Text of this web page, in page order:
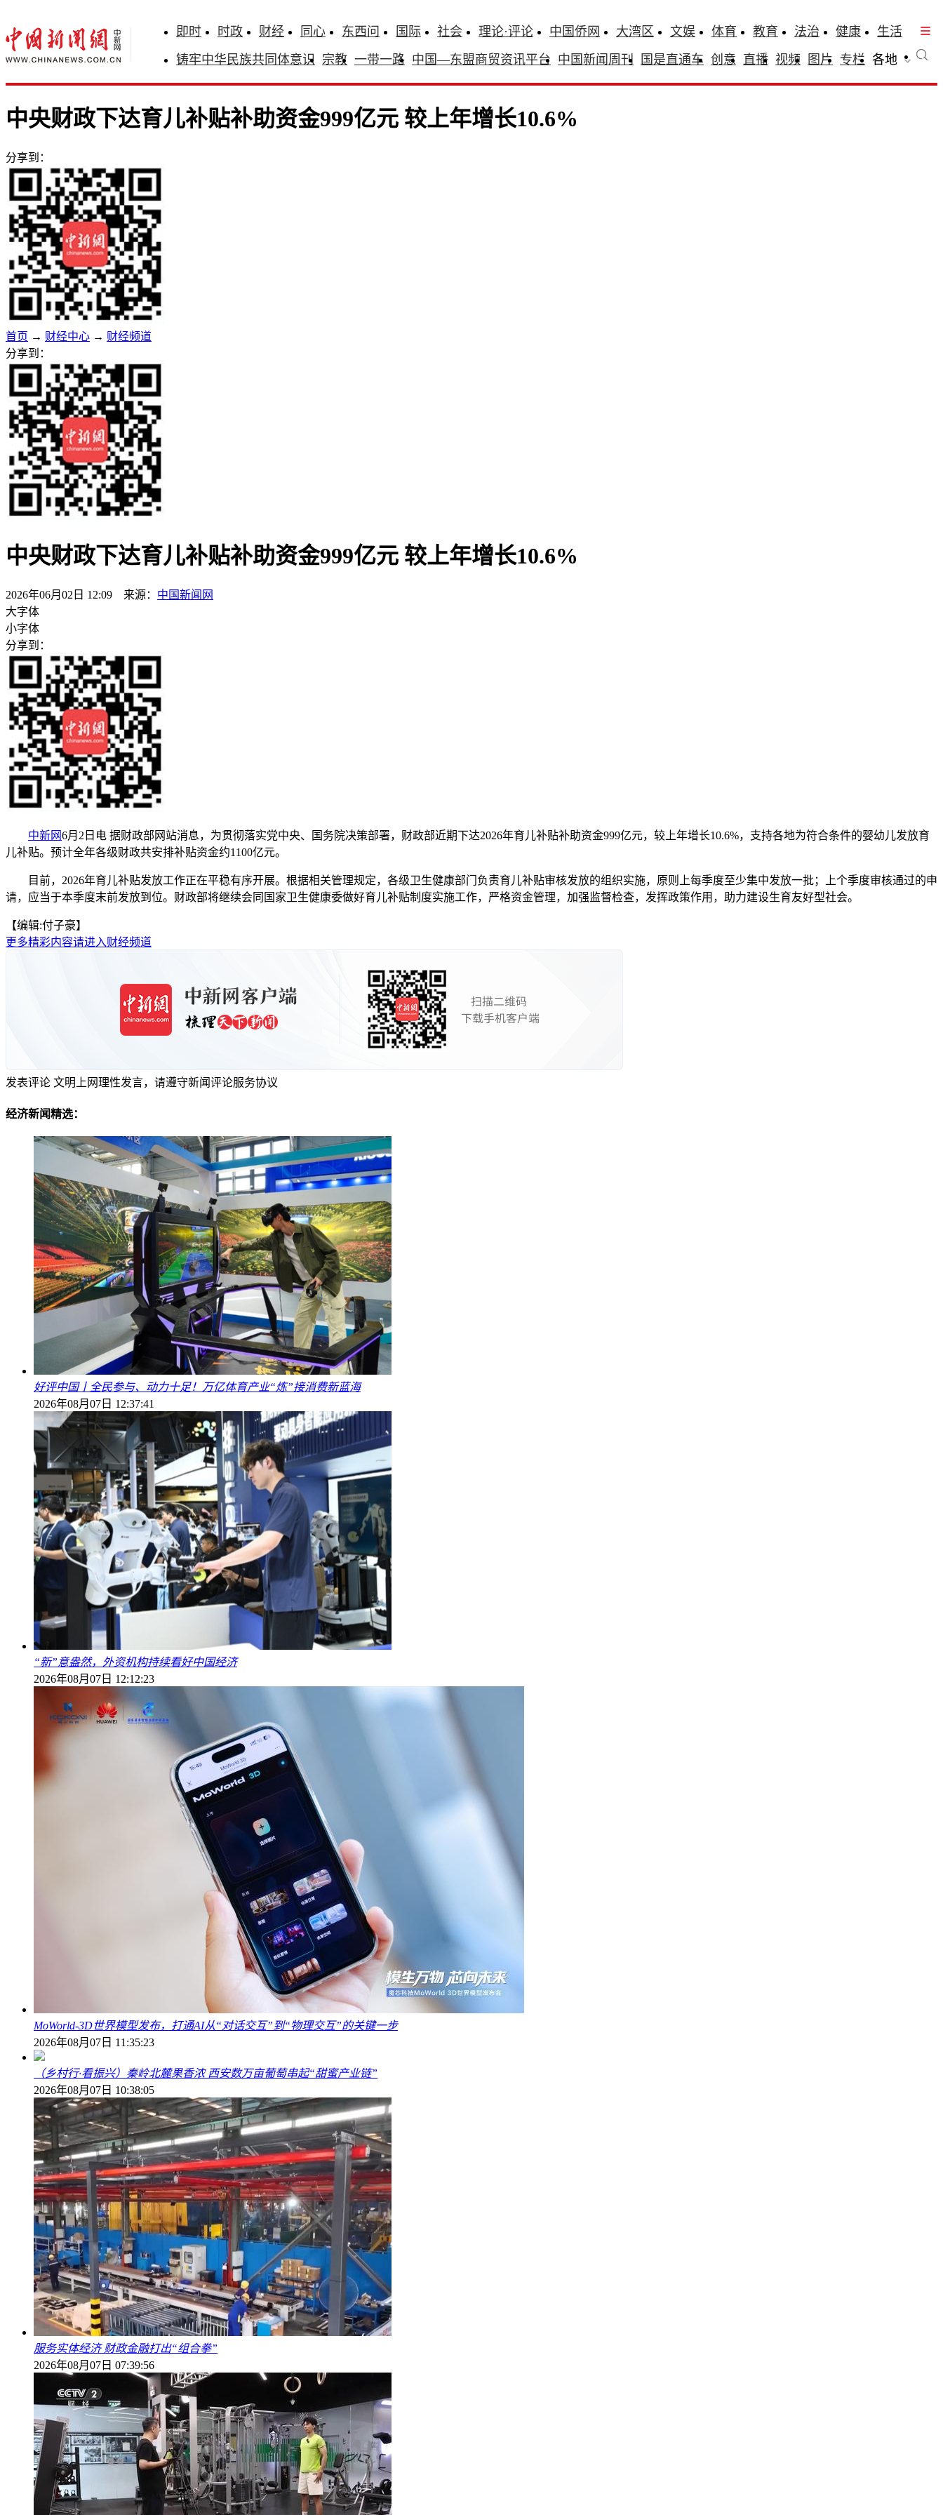
即时 时政 财经 同心 东西问 国际 社会 理论·评论 中国侨网 大湾区 文娱 体育 教育 法治 健康
生活
铸牢中华民族共同体意识 宗教 一带一路 中国—东盟商贸资讯平台 中国新闻周刊 国是直通车 创意 直播 视频 图片 专栏 各地
中央财政下达育儿补贴补助资金999亿元 较上年增长10.6%
分享到：
首页 → 财经中心 → 财经频道
分享到：
中央财政下达育儿补贴补助资金999亿元 较上年增长10.6%
2026年06月02日 12:09 来源： 中国新闻网
大字体
小字体
分享到：
中新网6月2日电 据财政部网站消息，为贯彻落实党中央、国务院决策部署，财政部近期下达2026年育儿补贴补助资金999亿元，较上年增长10.6%，支持各地为符合条件的婴幼儿发放育
儿补贴。预计全年各级财政共安排补贴资金约1100亿元。
目前，2026年育儿补贴发放工作正在平稳有序开展。根据相关管理规定，各级卫生健康部门负责育儿补贴审核发放的组织实施，原则上每季度至少集中发放一批；上个季度审核通过的申
请，应当于本季度末前发放到位。财政部将继续会同国家卫生健康委做好育儿补贴制度实施工作，严格资金管理，加强监督检查，发挥政策作用，助力建设生育友好型社会。
【编辑:付子豪】
更多精彩内容请进入财经频道
发表评论 文明上网理性发言，请遵守新闻评论服务协议
经济新闻精选：
好评中国丨全民参与、动力十足！万亿体育产业“炼”接消费新蓝海
2026年08月07日 12:37:41
“新”意盎然，外资机构持续看好中国经济
2026年08月07日 12:12:23
MoWorld-3D世界模型发布，打通AI从“对话交互”到“物理交互”的关键一步
2026年08月07日 11:35:23
（乡村行·看振兴）秦岭北麓果香浓 西安数万亩葡萄串起“甜蜜产业链”
2026年08月07日 10:38:05
服务实体经济 财政金融打出“组合拳”
2026年08月07日 07:39:56